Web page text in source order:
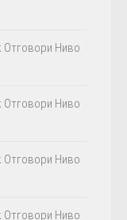
Отговори Ниво
Отговори Ниво
Отговори Ниво
Отговори Ниво